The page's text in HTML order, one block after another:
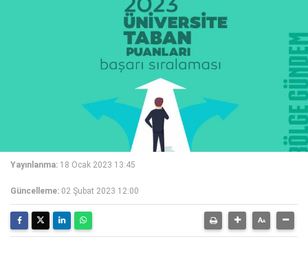
Yayınlanma: 18 Ocak 2023 13:45
Güncelleme: 02 Şubat 2023 12:00